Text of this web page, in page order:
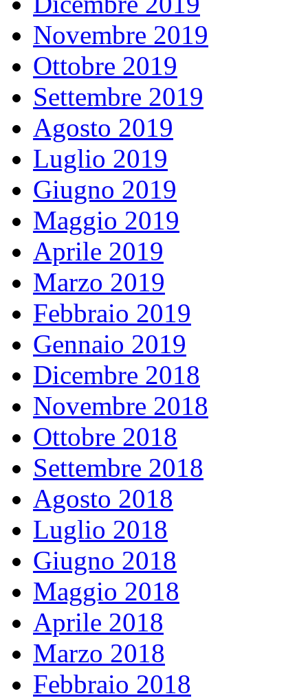
Novembre 2019
Ottobre 2019
Settembre 2019
Agosto 2019
Luglio 2019
Giugno 2019
Maggio 2019
Aprile 2019
Marzo 2019
Febbraio 2019
Gennaio 2019
Dicembre 2018
Novembre 2018
Ottobre 2018
Settembre 2018
Agosto 2018
Luglio 2018
Giugno 2018
Maggio 2018
Aprile 2018
Marzo 2018
Febbraio 2018